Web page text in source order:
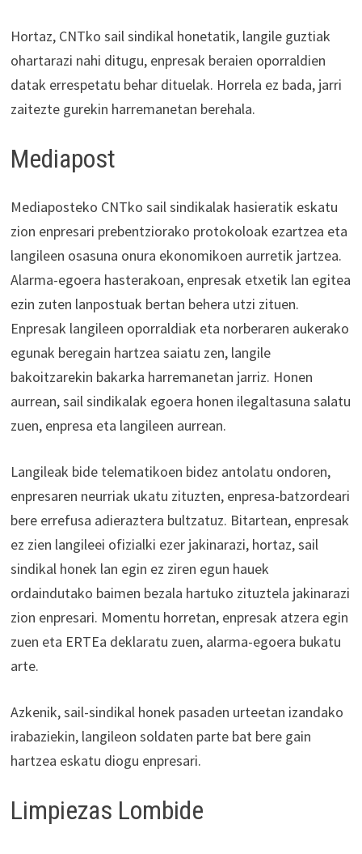
Hortaz, CNTko sail sindikal honetatik, langile guztiak
ohartarazi nahi ditugu, enpresak beraien oporraldien
datak errespetatu behar dituelak. Horrela ez bada, jarri
zaitezte gurekin harremanetan berehala.
Mediapost
Mediaposteko CNTko sail sindikalak hasieratik eskatu
zion enpresari prebentziorako protokoloak ezartzea eta
langileen osasuna onura ekonomikoen aurretik jartzea.
Alarma-egoera hasterakoan, enpresak etxetik lan egitea
ezin zuten lanpostuak bertan behera utzi zituen.
Enpresak langileen oporraldiak eta norberaren aukerako
egunak beregain hartzea saiatu zen, langile
bakoitzarekin bakarka harremanetan jarriz. Honen
aurrean, sail sindikalak egoera honen ilegaltasuna salatu
zuen, enpresa eta langileen aurrean.
Langileak bide telematikoen bidez antolatu ondoren,
enpresaren neurriak ukatu zituzten, enpresa-batzordeari
bere errefusa adieraztera bultzatuz. Bitartean, enpresak
ez zien langileei ofizialki ezer jakinarazi, hortaz, sail
sindikal honek lan egin ez ziren egun hauek
ordaindutako baimen bezala hartuko zituztela jakinarazi
zion enpresari. Momentu horretan, enpresak atzera egin
zuen eta ERTEa deklaratu zuen, alarma-egoera bukatu
arte.
Azkenik, sail-sindikal honek pasaden urteetan izandako
irabaziekin, langileon soldaten parte bat bere gain
hartzea eskatu diogu enpresari.
Limpiezas Lombide